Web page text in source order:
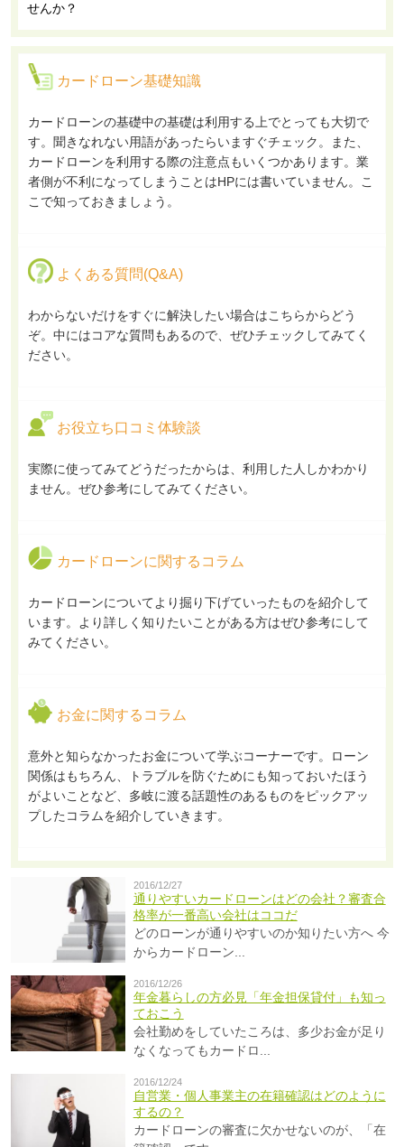
せんか？
カードローン基礎知識
カードローンの基礎中の基礎は利用する上でとっても大切で
す。聞きなれない用語があったらいますぐチェック。また、
カードローンを利用する際の注意点もいくつかあります。業
者側が不利になってしまうことはHPには書いていません。こ
こで知っておきましょう。
よくある質問(Q&A)
わからないだけをすぐに解決したい場合はこちらからどう
ぞ。中にはコアな質問もあるので、ぜひチェックしてみてく
ださい。
お役立ち口コミ体験談
実際に使ってみてどうだったからは、利用した人しかわかり
ません。ぜひ参考にしてみてください。
カードローンに関するコラム
カードローンについてより掘り下げていったものを紹介して
います。より詳しく知りたいことがある方はぜひ参考にして
みてください。
お金に関するコラム
意外と知らなかったお金について学ぶコーナーです。ローン
関係はもちろん、トラブルを防ぐためにも知っておいたほう
がよいことなど、多岐に渡る話題性のあるものをピックアッ
プしたコラムを紹介していきます。
2016/12/27
通りやすいカードローンはどの会社？審査合
格率が一番高い会社はココだ
どのローンが通りやすいのか知りたい方へ 今
からカードローン...
2016/12/26
年金暮らしの方必見「年金担保貸付」も知っ
ておこう
会社勤めをしていたころは、多少お金が足り
なくなってもカードロ...
2016/12/24
自営業・個人事業主の在籍確認はどのように
するの？
カードローンの審査に欠かせないのが、「在